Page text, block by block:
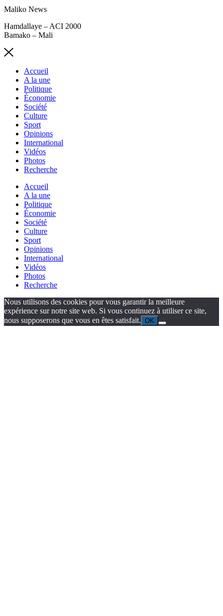
Maliko News
Hamdallaye – ACI 2000
Bamako – Mali
Accueil
A la une
Politique
Économie
Société
Culture
Sport
Opinions
International
Vidéos
Photos
Recherche
Accueil
A la une
Politique
Économie
Société
Culture
Sport
Opinions
International
Vidéos
Photos
Recherche
Nous utilisons des cookies pour vous garantir la meilleure
expérience sur notre site web. Si vous continuez à utiliser ce site,
nous supposerons que vous en êtes satisfait. OK